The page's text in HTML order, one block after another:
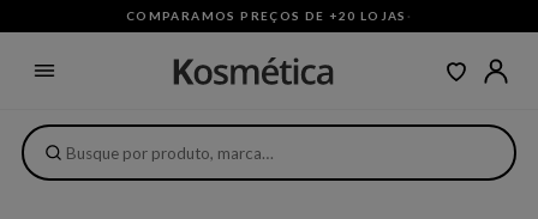
COMPARAMOS PREÇOS DE +20 LOJAS ·